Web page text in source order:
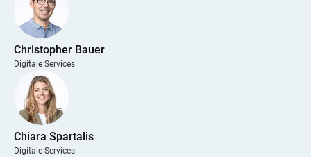
Christopher Bauer
Digitale Services
Chiara Spartalis
Digitale Services